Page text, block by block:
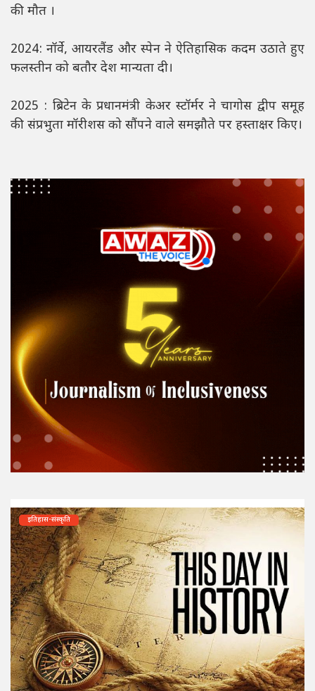
की मौत ।
2024: नॉर्वे, आयरलैंड और स्पेन ने ऐतिहासिक कदम उठाते हुए
फलस्तीन को बतौर देश मान्यता दी।
2025 : ब्रिटेन के प्रधानमंत्री केअर स्टॉर्मर ने चागोस द्वीप समूह
की संप्रभुता मॉरीशस को सौंपने वाले समझौते पर हस्ताक्षर किए।
इतिहास-संस्कृति